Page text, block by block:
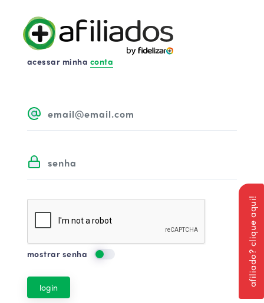
acessar minha conta
mostrar senha
login
afiliado? clique aqui!